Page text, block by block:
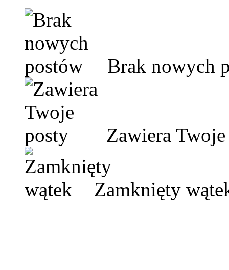
Brak nowych
Zawiera
Zamknięty